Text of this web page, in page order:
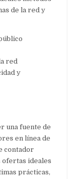
de la red y
red
y
una fuente de
en línea de
contador
ideales
prácticas,